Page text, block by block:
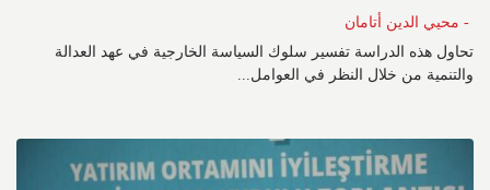
- محيي الدين أتامان
تحاول هذه الدراسة تفسير سلوك السياسة الخارجية في عهد العدالة
والتنمية من خلال النظر في العوامل...